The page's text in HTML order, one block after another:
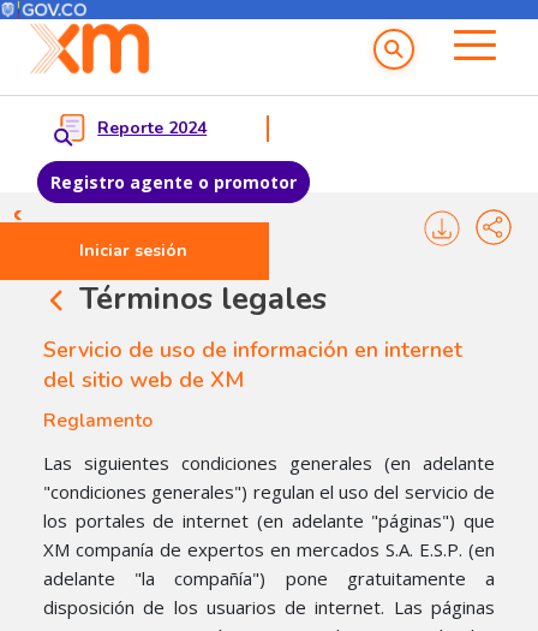
Pasar al contenido principal
Menú del Usuario
Reporte 2024
Registro agente o promotor
Iniciar sesión
Menu principal
Términos legales
Servicio de uso de información en internet
del sitio web de XM
​​​​​​Reglamento
Las siguientes condiciones generales (en adelante
"condiciones generales") regulan el uso del servicio de
los portales de internet (en adelante "páginas") que
XM companía de expertos en mercados S.A. E.S.P. (en
adelante "la compañía") pone gratuitamente a
disposición de los usuarios de internet. Las páginas